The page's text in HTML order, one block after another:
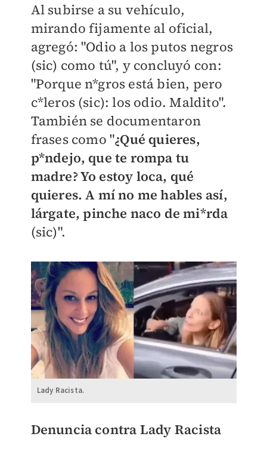
Al subirse a su vehículo,
mirando fijamente al oficial,
agregó: "Odio a los putos negros
(sic) como tú", y concluyó con:
"Porque n*gros está bien, pero
c*leros (sic): los odio. Maldito".
También se documentaron
frases como "¿Qué quieres,
p*ndejo, que te rompa tu
madre? Yo estoy loca, qué
quieres. A mí no me hables así,
lárgate, pinche naco de mi*rda
(sic)".
Lady Racista.
Denuncia contra Lady Racista